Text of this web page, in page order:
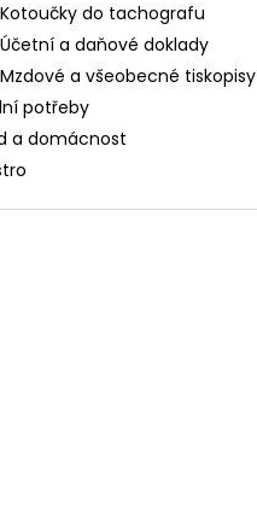
Kotoučky do tachografu
Účetní a daňové doklady
Mzdové a všeobecné tiskopisy
potřeby
a domácnost